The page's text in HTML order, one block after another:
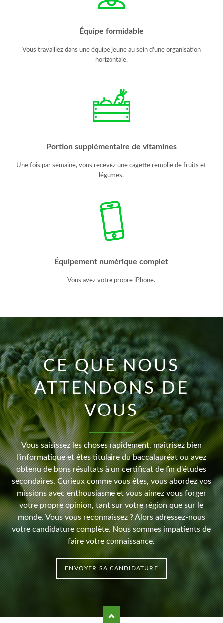
Équipe formidable
Vous travaillez dans une équipe jeune au sein d'une organisation
horizontale.
Portion supplémentaire de vitamines
Une fois par semaine, vous recevez une cagette remplie de fruits et
légumes.
Équipement numérique complet
Vous avez votre propre iPhone.
CE QUE NOUS
ATTENDONS DE
VOUS
Vous saisissez les choses rapidement, maîtrisez bien
l'informatique et êtes titulaire du baccalauréat ou avez
obtenu de bons résultats à un certificat de fin d'études
secondaires. Curieux comme vous êtes, vous abordez vos
missions avec enthousiasme et vous aimez vous forger
votre propre opinion, tant sur votre région que sur le
monde. Vous vous reconnaissez ? Alors adressez-nous
votre candidature complète. Nous sommes impatients de
faire votre connaissance.
ENVOYER SA CANDIDATURE